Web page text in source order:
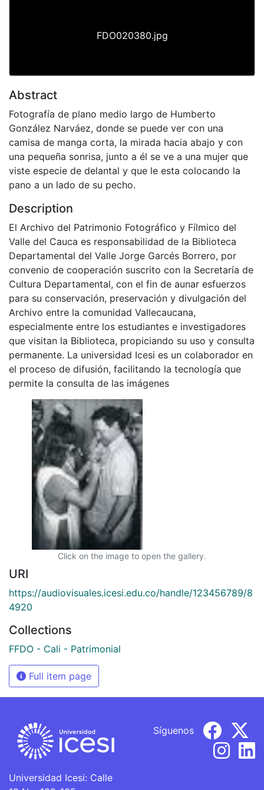
FDO020380.jpg
Abstract
Fotografía de plano medio largo de Humberto
González Narváez, donde se puede ver con una
camisa de manga corta, la mirada hacia abajo y con
una pequeña sonrisa, junto a él se ve a una mujer que
viste especie de delantal y que le esta colocando la
pano a un lado de su pecho.
Description
El Archivo del Patrimonio Fotográfico y Fílmico del
Valle del Cauca es responsabilidad de la Biblioteca
Departamental del Valle Jorge Garcés Borrero, por
convenio de cooperación suscrito con la Secretaría de
Cultura Departamental, con el fin de aunar esfuerzos
para su conservación, preservación y divulgación del
Archivo entre la comunidad Vallecaucana,
especialmente entre los estudiantes e investigadores
que visitan la Biblioteca, propiciando su uso y consulta
permanente. La universidad Icesi es un colaborador en
el proceso de difusión, facilitando la tecnología que
permite la consulta de las imágenes
Click on the image to open the gallery.
URI
https://audiovisuales.icesi.edu.co/handle/123456789/8
4920
Collections
FFDO - Cali - Patrimonial
Full item page
Universidad Icesi: Calle
Síguenos